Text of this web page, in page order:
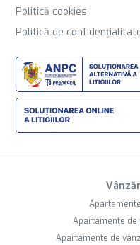
Politică cookies
Politică de
Apartamente
Apartamente de